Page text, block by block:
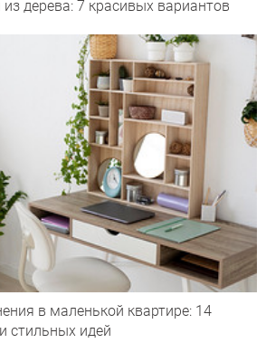
дерева: 7 красивых вариантов
в маленькой квартире: 14
стильных идей